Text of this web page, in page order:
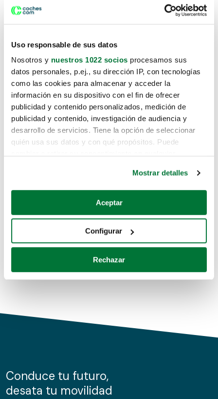
Uso responsable de sus datos
Nosotros y nuestros 1022 socios procesamos sus
datos personales, p.ej., su dirección IP, con tecnologías
como las cookies para almacenar y acceder la
información en su dispositivo con el fin de ofrecer
publicidad y contenido personalizados, medición de
publicidad y contenido, investigación de audiencia y
desarrollo de servicios. Tiene la opción de seleccionar
quién usa sus datos y con qué propósitos. Puede
Si lo permite, también quisiéramos:
Recopilar información sobre su ubicación geográfica
Identificar su dispositivo analizándolo activamente
para buscar características específicas (huellas
Obtenga más información sobre cómo se procesan sus
de cookies.
información sobre el uso que haga del sitio web con
nuestros partners de redes sociales, publicidad y análisis
Mostrar detalles
Aceptar
Configurar
Rechazar
Lo sentimos, no sabemos como
te hemos traido hasta aquí.
Pero puedes encontrar el coche que estás
buscando en alguno de estos enlaces:
Coches de segunda mano
Coches de km0
Conduce tu futuro,
desata tu movilidad